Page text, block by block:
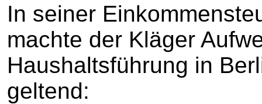
In seiner
machte der Kläger
Haushaltsführung in
geltend: